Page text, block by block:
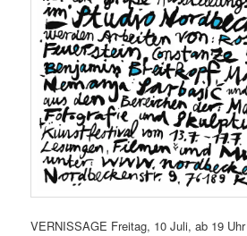
VERNISSAGE Freitag, 10 Juli, ab 19 Uhr